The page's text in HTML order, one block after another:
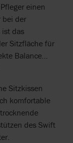
einen
bei der
das
Sitzfläche für
Balance
Sitzkissen
komfortable
des Swift